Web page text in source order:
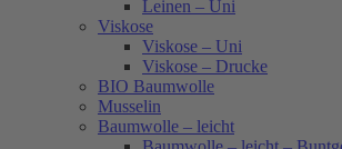
Leinen – Uni
Viskose
Viskose – Uni
Viskose – Drucke
BIO Baumwolle
Musselin
Baumwolle – leicht